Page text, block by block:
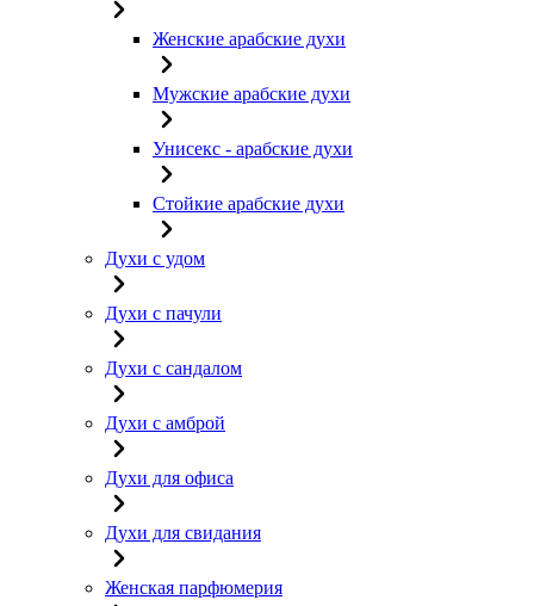
Женские арабские духи
Мужские арабские духи
Унисекс - арабские духи
Стойкие арабские духи
Духи с удом
Духи с пачули
Духи с сандалом
Духи с амброй
Духи для офиса
Духи для свидания
Женская парфюмерия